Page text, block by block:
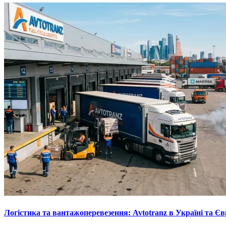
Логістика та вантажоперевезення: Avtotranz в Україні та